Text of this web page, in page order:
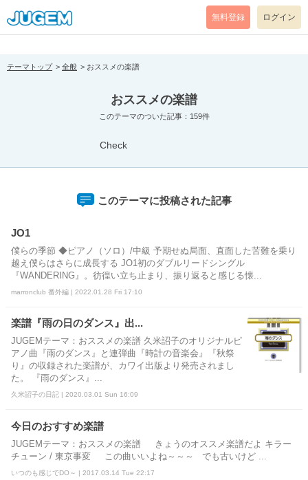
[pear_error: message="Success" code=0 mode=return level=notice
prefix="" info=""]
無料登録 ログイン
テーマトップ 全般 おススメの楽譜
おススメの楽譜
このテーマのついた記事：159件
Check
このテーマに投稿された記事
JO1
僕らの季節 ◆ピアノ（ソロ）/中級 予期せぬ局面、直面した苦難を乗り
越え僕らはさらに成長する JO1初のダブルリードシングル
『WANDERING』。彷徨い立ち止まり、振り返ると感じる懐...
marronclub 番外編 | 2022.01.28 Fri 17:10
楽譜『雨の日のダンス』出...
JUGEMテーマ：おススメの楽譜 久米詔子のオリジナルピ
アノ曲『雨のダンス』と連弾曲『時計の音楽会』『秋祭
り』の収録された楽譜が、カワイ出版より発売されまし
た。 『雨のダンス』...
久米詔子の日記 | 2020.03.01 Sun 16:09
今日のおすすめ楽譜
JUGEMテーマ：おススメの楽譜 きょうのオススメ楽譜だよ キラー
チューン / 東京事変 この曲いいよね～～～ でも古いけど ...
いつのも感じでDO～ | 2017.03.14 Tue 22:17